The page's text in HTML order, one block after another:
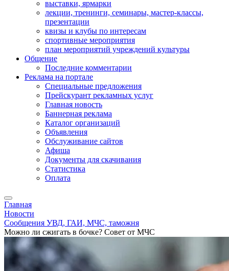
выставки, ярмарки
лекции, тренинги, семинары, мастер-классы,
презентации
квизы и клубы по интересам
спортивные мероприятия
план мероприятий учреждений культуры
Общение
Последние комментарии
Реклама на портале
Специальные предложения
Прейскурант рекламных услуг
Главная новость
Баннерная реклама
Каталог организаций
Объявления
Обслуживание сайтов
Афиша
Документы для скачивания
Статистика
Оплата
Главная
Новости
Сообщения УВД, ГАИ, МЧС, таможня
Можно ли сжигать в бочке? Совет от МЧС